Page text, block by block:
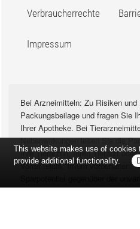
Verbraucherrechte
Impressum
Bei Arzneimitteln: Zu Risiken
Packungsbeilage und fragen Sie
Ihrer Apotheke. Bei
Nebenwirkungen lesen Sie die
Ihre Tierärztin, Ihren Tierarzt
Vorrat reicht. Irrtum vorbehalten.
Sparpotential gegenüber der
des Herstellers (UVP) oder der
This website makes use of cookies
provide additional functionality.